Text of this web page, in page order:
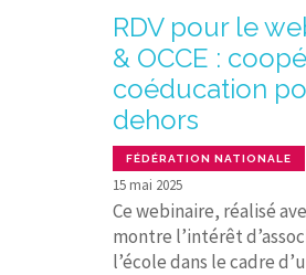
RDV pour le
& OCCE :
coéducation
dehors
FÉDÉRATION NATIONALE
15 mai 2025
Ce webinaire, réalisé
montre l’intérêt
l’école dans le cadre